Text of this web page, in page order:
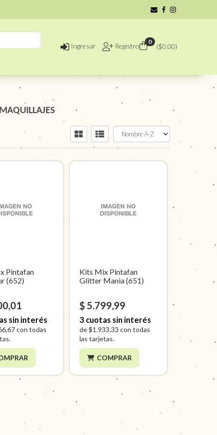
Ingresar Registro
0
($0,00)
Pintafan
(652)
sin interés
con todas
Kits Mix Pintafan
Glitter Mania (651)
$ 5.799,99
3cuotas sin interés
de$1.933,33 con todas
las tarjetas.
COMPRAR